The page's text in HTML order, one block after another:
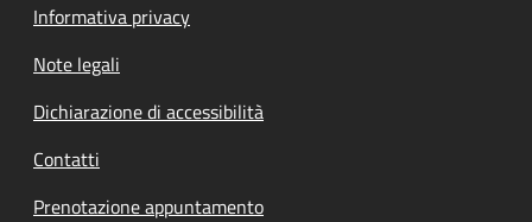
Informativa privacy
Note legali
Dichiarazione di accessibilità
Contatti
Prenotazione appuntamento